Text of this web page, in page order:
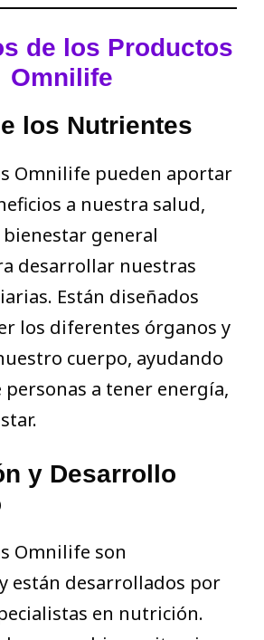
de los Productos
Omnilife
los Nutrientes
Omnilife pueden aportar
a nuestra salud,
general
desarrollar nuestras
Están diseñados
los diferentes órganos y
cuerpo, ayudando
a tener energía,
y Desarrollo
Omnilife son
están desarrollados por
en nutrición.